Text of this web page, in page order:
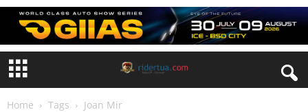
Home Tags Joan Mir